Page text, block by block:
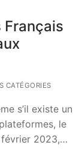
Français
CATÉGORIES
s’il existe un
le
février 2023,…